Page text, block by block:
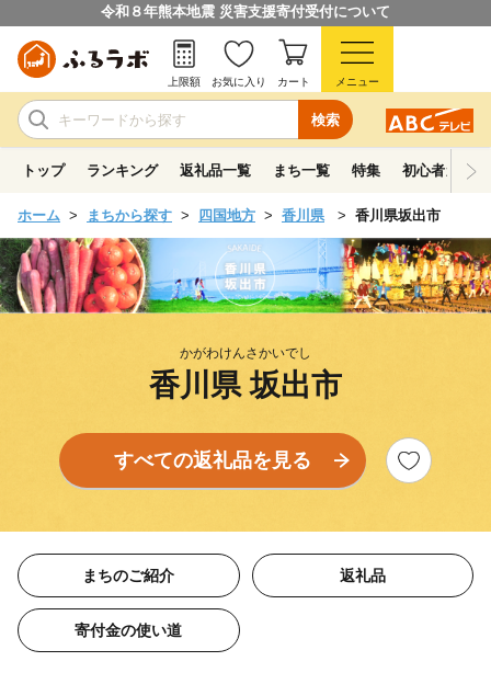
令和８年熊本地震 災害支援寄付受付について
検索
上限額 お気に入り カート メニュー
トップ ランキング 返礼品一覧 まち一覧 特集 初心者ガイド
ホーム まちから探す 四国地方 香川県 香川県坂出市
かがわけんさかいでし
香川県 坂出市
すべての返礼品を見る
まちのご紹介 返礼品
寄付金の使い道